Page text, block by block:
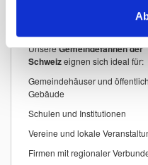
UnsereGemeindefahnen der
Schweizeignen sich ideal für:
Gemeindehäuser und
Gebäude
Schulen und Institutionen
Vereine und lokale
Firmen mit regionaler